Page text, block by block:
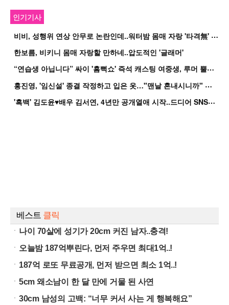
인기기사
비
비, 성행위 연상 안무로 논란인데..워터밤 몸매 자랑 '타격無' 근황
한보름, 비키니 몸매 자랑할 만하네..압도적인 '글래머'
“
연습생 아닙니다” 싸이 '흠뻑쇼' 즉석 캐스팅 여중생, 루머 뿔났다[Oh!쎈 이...
홍
진영, '임신설' 종결 작정하고 입은 옷…"맨날 혼내시니까" 억울
'
흑백' 김도윤♥배우 김서연, 4년만 공개열애 시작..드디어 SNS에 노출 [핫피...